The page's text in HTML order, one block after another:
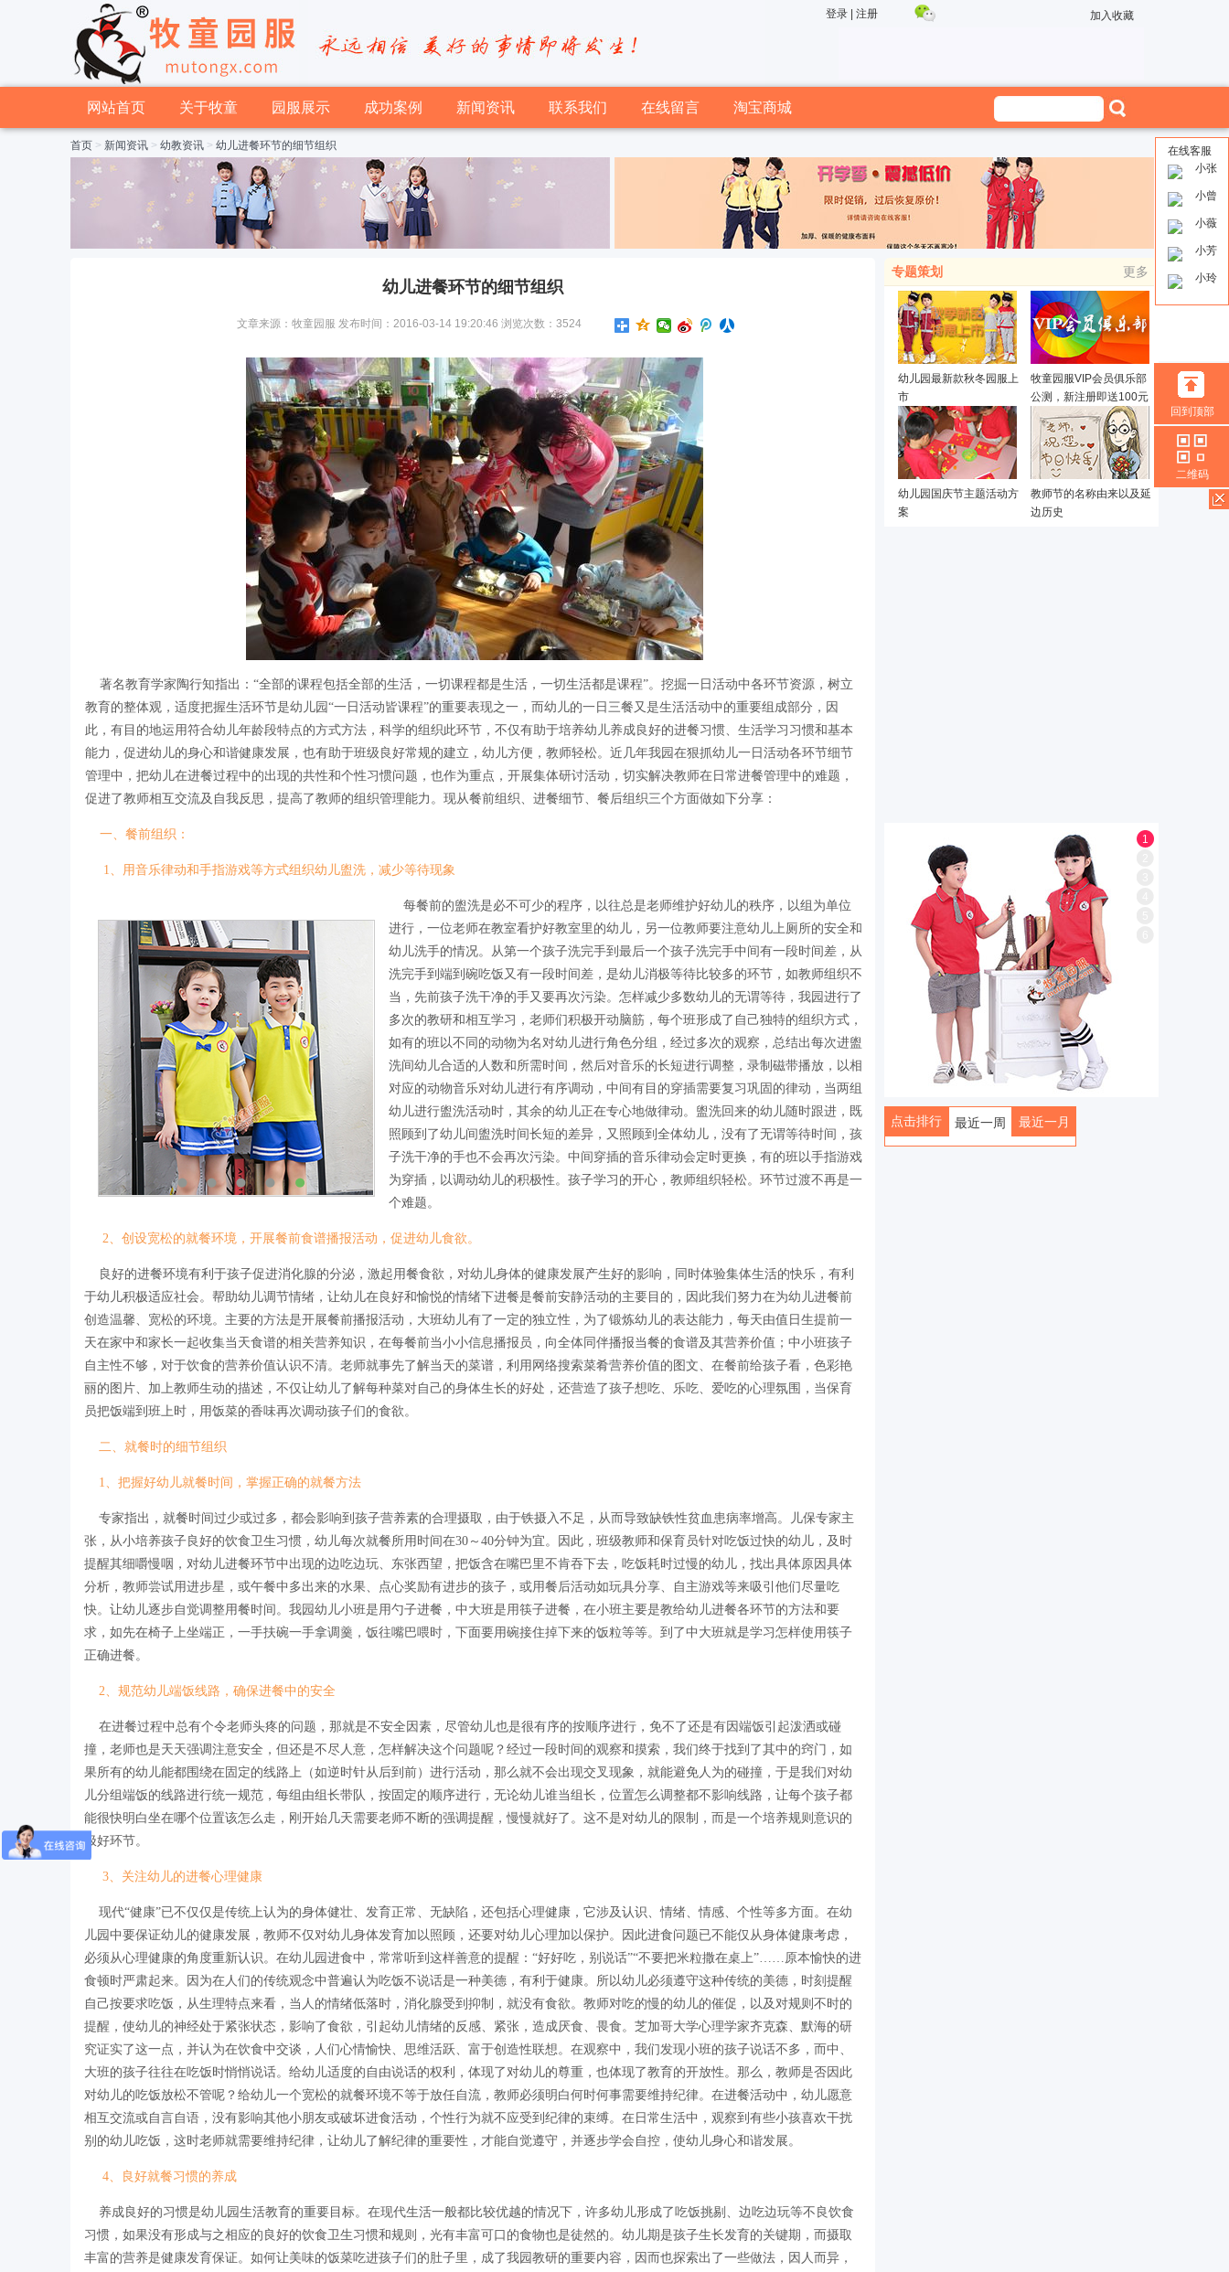
登录| 注册 加入收藏
网站首页 关于牧童 园服展示 成功案例 新闻资讯 联系我们 在线留言 淘宝商城
首页 > 新闻资讯 > 幼教资讯 > 幼儿进餐环节的细节组织
幼儿进餐环节的细节组织
文章来源：牧童园服 发布时间：2016-03-14 19:20:46 浏览次数：3524
著名教育学家陶行知指出：“全部的课程包括全部的生活，一切课程都是生活，一切生活都是课程”。挖掘一日活动中各环节资源，树立
教育的整体观，适度把握生活环节是幼儿园“一日活动皆课程”的重要表现之一，而幼儿的一日三餐又是生活活动中的重要组成部分，因
此，有目的地运用符合幼儿年龄段特点的方式方法，科学的组织此环节，不仅有助于培养幼儿养成良好的进餐习惯、生活学习习惯和基本
能力，促进幼儿的身心和谐健康发展，也有助于班级良好常规的建立，幼儿方便，教师轻松。近几年我园在狠抓幼儿一日活动各环节细节
管理中，把幼儿在进餐过程中的出现的共性和个性习惯问题，也作为重点，开展集体研讨活动，切实解决教师在日常进餐管理中的难题，
促进了教师相互交流及自我反思，提高了教师的组织管理能力。现从餐前组织、进餐细节、餐后组织三个方面做如下分享：
一、餐前组织：
1、用音乐律动和手指游戏等方式组织幼儿盥洗，减少等待现象
每餐前的盥洗是必不可少的程序，以往总是老师维护好幼儿的秩序，以组为单位
进行，一位老师在教室看护好教室里的幼儿，另一位教师要注意幼儿上厕所的安全和
幼儿洗手的情况。从第一个孩子洗完手到最后一个孩子洗完手中间有一段时间差，从
洗完手到端到碗吃饭又有一段时间差，是幼儿消极等待比较多的环节，如教师组织不
当，先前孩子洗干净的手又要再次污染。怎样减少多数幼儿的无谓等待，我园进行了
多次的教研和相互学习，老师们积极开动脑筋，每个班形成了自己独特的组织方式，
如有的班以不同的动物为名对幼儿进行角色分组，经过多次的观察，总结出每次进盥
洗间幼儿合适的人数和所需时间，然后对音乐的长短进行调整，录制磁带播放，以相
对应的动物音乐对幼儿进行有序调动，中间有目的穿插需要复习巩固的律动，当两组
幼儿进行盥洗活动时，其余的幼儿正在专心地做律动。盥洗回来的幼儿随时跟进，既
照顾到了幼儿间盥洗时间长短的差异，又照顾到全体幼儿，没有了无谓等待时间，孩
子洗干净的手也不会再次污染。中间穿插的音乐律动会定时更换，有的班以手指游戏
为穿插，以调动幼儿的积极性。孩子学习的开心，教师组织轻松。环节过渡不再是一
个难题。
2、创设宽松的就餐环境，开展餐前食谱播报活动，促进幼儿食欲。
良好的进餐环境有利于孩子促进消化腺的分泌，激起用餐食欲，对幼儿身体的健康发展产生好的影响，同时体验集体生活的快乐，有利
于幼儿积极适应社会。帮助幼儿调节情绪，让幼儿在良好和愉悦的情绪下进餐是餐前安静活动的主要目的，因此我们努力在为幼儿进餐前
创造温馨、宽松的环境。主要的方法是开展餐前播报活动，大班幼儿有了一定的独立性，为了锻炼幼儿的表达能力，每天由值日生提前一
天在家中和家长一起收集当天食谱的相关营养知识，在每餐前当小小信息播报员，向全体同伴播报当餐的食谱及其营养价值；中小班孩子
自主性不够，对于饮食的营养价值认识不清。老师就事先了解当天的菜谱，利用网络搜索菜肴营养价值的图文、在餐前给孩子看，色彩艳
丽的图片、加上教师生动的描述，不仅让幼儿了解每种菜对自己的身体生长的好处，还营造了孩子想吃、乐吃、爱吃的心理氛围，当保育
员把饭端到班上时，用饭菜的香味再次调动孩子们的食欲。
二、就餐时的细节组织
1、把握好幼儿就餐时间，掌握正确的就餐方法
专家指出，就餐时间过少或过多，都会影响到孩子营养素的合理摄取，由于铁摄入不足，从而导致缺铁性贫血患病率增高。儿保专家主
张，从小培养孩子良好的饮食卫生习惯，幼儿每次就餐所用时间在30～40分钟为宜。因此，班级教师和保育员针对吃饭过快的幼儿，及时
提醒其细嚼慢咽，对幼儿进餐环节中出现的边吃边玩、东张西望，把饭含在嘴巴里不肯吞下去，吃饭耗时过慢的幼儿，找出具体原因具体
分析，教师尝试用进步星，或午餐中多出来的水果、点心奖励有进步的孩子，或用餐后活动如玩具分享、自主游戏等来吸引他们尽量吃
快。让幼儿逐步自觉调整用餐时间。我园幼儿小班是用勺子进餐，中大班是用筷子进餐，在小班主要是教给幼儿进餐各环节的方法和要
求，如先在椅子上坐端正，一手扶碗一手拿调羹，饭往嘴巴喂时，下面要用碗接住掉下来的饭粒等等。到了中大班就是学习怎样使用筷子
正确进餐。
2、规范幼儿端饭线路，确保进餐中的安全
在进餐过程中总有个令老师头疼的问题，那就是不安全因素，尽管幼儿也是很有序的按顺序进行，免不了还是有因端饭引起泼洒或碰
撞，老师也是天天强调注意安全，但还是不尽人意，怎样解决这个问题呢？经过一段时间的观察和摸索，我们终于找到了其中的窍门，如
果所有的幼儿能都围绕在固定的线路上（如逆时针从后到前）进行活动，那么就不会出现交叉现象，就能避免人为的碰撞，于是我们对幼
儿分组端饭的线路进行统一规范，每组由组长带队，按固定的顺序进行，无论幼儿谁当组长，位置怎么调整都不影响线路，让每个孩子都
能很快明白坐在哪个位置该怎么走，刚开始几天需要老师不断的强调提醒，慢慢就好了。这不是对幼儿的限制，而是一个培养规则意识的
极好环节。
3、关注幼儿的进餐心理健康
现代“健康”已不仅仅是传统上认为的身体健壮、发育正常、无缺陷，还包括心理健康，它涉及认识、情绪、情感、个性等多方面。在幼
儿园中要保证幼儿的健康发展，教师不仅对幼儿身体发育加以照顾，还要对幼儿心理加以保护。因此进食问题已不能仅从身体健康考虑，
必须从心理健康的角度重新认识。在幼儿园进食中，常常听到这样善意的提醒：“好好吃，别说话”“不要把米粒撒在桌上”……原本愉快的进
食顿时严肃起来。因为在人们的传统观念中普遍认为吃饭不说话是一种美德，有利于健康。所以幼儿必须遵守这种传统的美德，时刻提醒
自己按要求吃饭，从生理特点来看，当人的情绪低落时，消化腺受到抑制，就没有食欲。教师对吃的慢的幼儿的催促，以及对规则不时的
提醒，使幼儿的神经处于紧张状态，影响了食欲，引起幼儿情绪的反感、紧张，造成厌食、畏食。芝加哥大学心理学家齐克森、默海的研
究证实了这一点，并认为在饮食中交谈，人们心情愉快、思维活跃、富于创造性联想。在观察中，我们发现小班的孩子说话不多，而中、
大班的孩子往往在吃饭时悄悄说话。给幼儿适度的自由说话的权利，体现了对幼儿的尊重，也体现了教育的开放性。那么，教师是否因此
对幼儿的吃饭放松不管呢？给幼儿一个宽松的就餐环境不等于放任自流，教师必须明白何时何事需要维持纪律。在进餐活动中，幼儿愿意
相互交流或自言自语，没有影响其他小朋友或破坏进食活动，个性行为就不应受到纪律的束缚。在日常生活中，观察到有些小孩喜欢干扰
别的幼儿吃饭，这时老师就需要维持纪律，让幼儿了解纪律的重要性，才能自觉遵守，并逐步学会自控，使幼儿身心和谐发展。
4、良好就餐习惯的养成
养成良好的习惯是幼儿园生活教育的重要目标。在现代生活一般都比较优越的情况下，许多幼儿形成了吃饭挑剔、边吃边玩等不良饮食
习惯，如果没有形成与之相应的良好的饮食卫生习惯和规则，光有丰富可口的食物也是徒然的。幼儿期是孩子生长发育的关键期，而摄取
丰富的营养是健康发育保证。如何让美味的饭菜吃进孩子们的肚子里，成了我园教研的重要内容，因而也探索出了一些做法，因人而异，
专题策划 更多
幼儿园最新款秋冬园服上
市
牧童园服VIP会员俱乐部
公测，新注册即送100元
幼儿园国庆节主题活动方
案
教师节的名称由来以及延
边历史
1
点击排行 最近一周 最近一月
在线客服
小张
小曾
小薇
小芳
小玲
回到顶部
二维码